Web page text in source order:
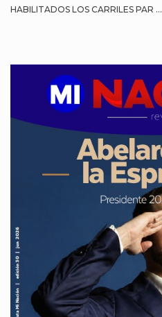
HABILITADOS LOS CARRILES PAR ...